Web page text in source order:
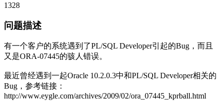
1328
问题描述
有一个客户的系统遇到了PL/SQL Developer引起的Bug，而且
又是ORA-07445的骇人错误。
最近曾经遇到一起Oracle 10.2.0.3中和PL/SQL Developer相关的
Bug，参考链接：
http://www.eygle.com/archives/2009/02/ora_07445_kprball.html